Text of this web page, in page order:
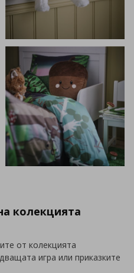
колекцията
от колекцията
игра или приказките